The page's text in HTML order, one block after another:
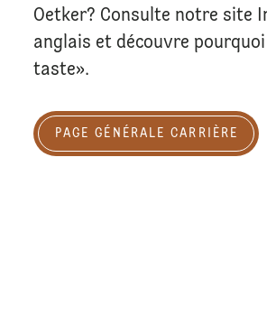
Oetker? Consulte notre site
anglais et découvre
taste».
PAGE GÉNÉRALE CARRIÈRE